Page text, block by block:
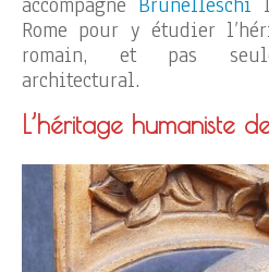
Rome pour y étudier
romain, et pas
architectural.
L’héritage humaniste